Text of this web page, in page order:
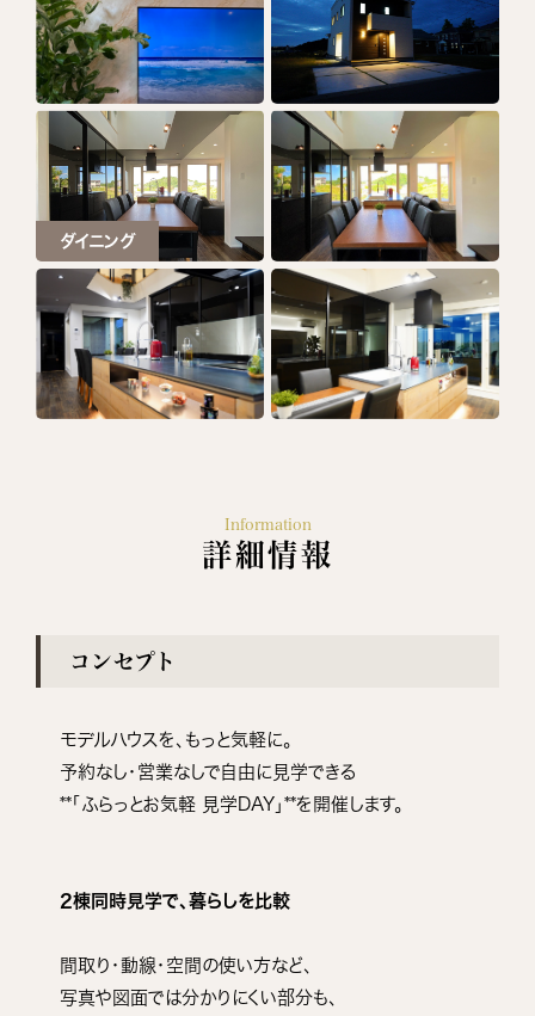
ダイニング
Information
詳細情報
コンセプト
モデルハウスを、もっと気軽に。
予約なし・営業なしで自由に見学できる
**「ふらっとお気軽 見学DAY」**を開催します。
2棟同時見学で、暮らしを比較
間取り・動線・空間の使い方など、
写真や図面では分かりにくい部分も、